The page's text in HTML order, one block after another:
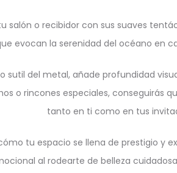
salón o recibidor con sus suaves
evocan la serenidad del océano en
sutil del metal, añade profundidad
o rincones especiales, conseguirás
tanto en ti como en tus
tu espacio se llena de prestigio y
al rodearte de belleza